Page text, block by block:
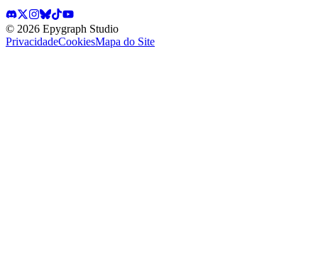
© 2026 Epygraph Studio
PrivacidadeCookiesMapa do Site